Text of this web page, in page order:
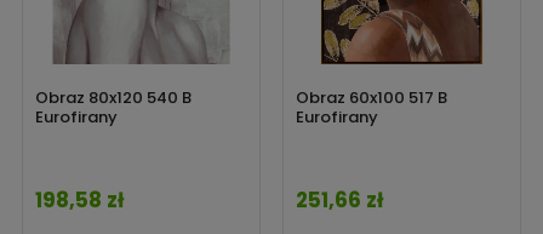
Obraz 80x120 540 B
Eurofirany
Cena
198,58 zł
Obraz 60x100 517 B
Eurofirany
Cena
251,66 zł